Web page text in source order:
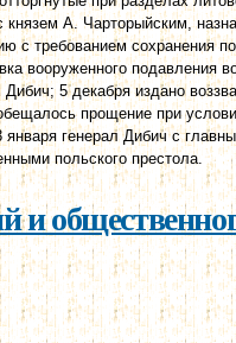
князем А. Чарторыйским,
с требованием сохранения
вооруженного подавления
5 декабря издано
прощение при
генерал Дибич с
польского престола.
и